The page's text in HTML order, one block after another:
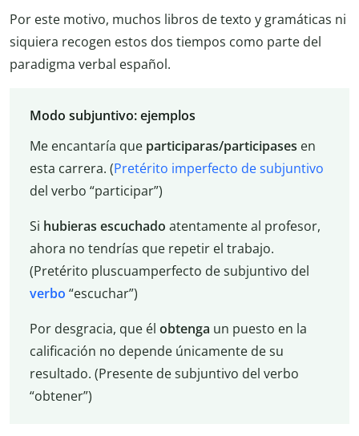
Por este motivo, muchos libros de texto y gramáticas ni
siquiera recogen estos dos tiempos como parte del
paradigma verbal español.
Modo subjuntivo: ejemplos
Me encantaría que participaras/participases en
esta carrera. (Pretérito imperfecto de subjuntivo
del verbo “participar”)
Si hubieras escuchado atentamente al profesor,
ahora no tendrías que repetir el trabajo.
(Pretérito pluscuamperfecto de subjuntivo del
verbo “escuchar”)
Por desgracia, que él obtenga un puesto en la
calificación no depende únicamente de su
resultado. (Presente de subjuntivo del verbo
“obtener”)